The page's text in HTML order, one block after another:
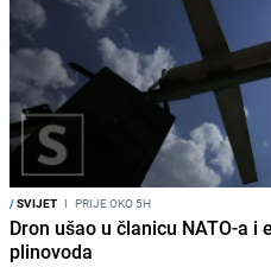
/SVIJET I PRIJE OKO 5H
Dron ušao u članicu NATO-a
plinovoda